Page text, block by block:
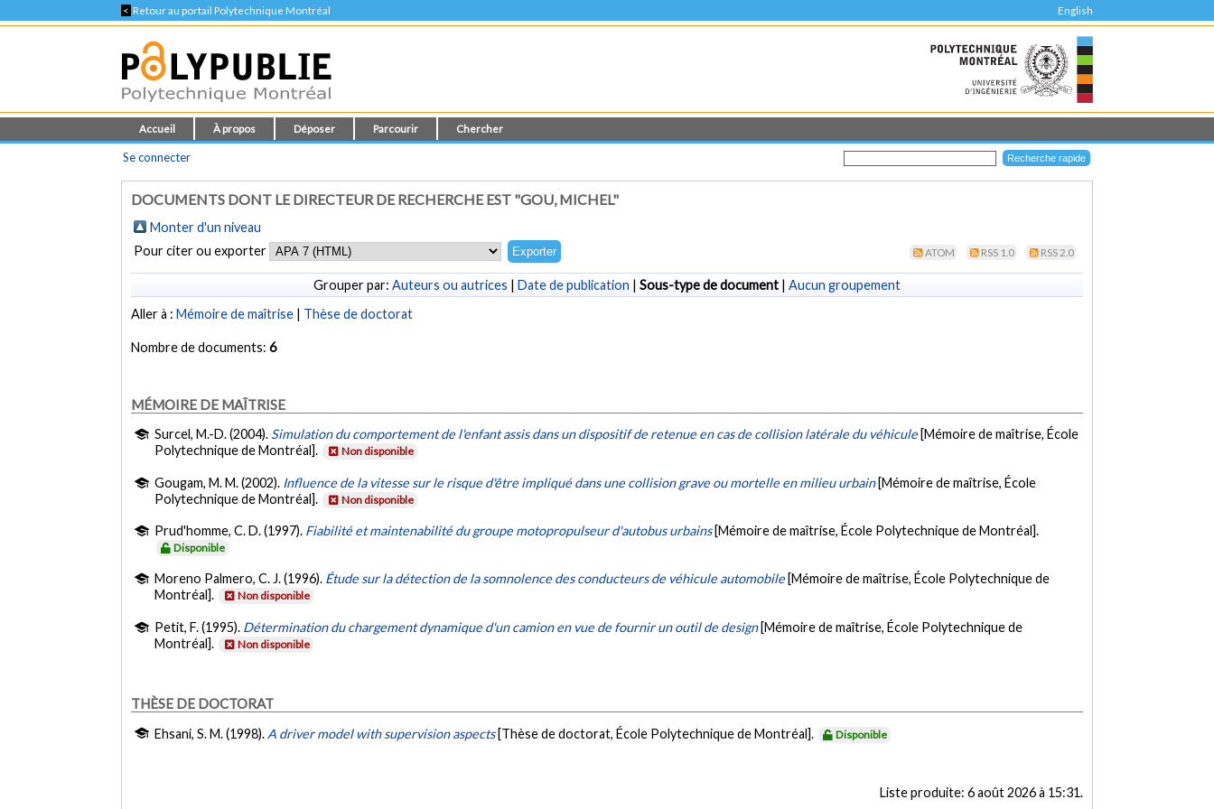
< Retour au portail Polytechnique Montréal English
Accueil À propos Déposer Parcourir Chercher
Se connecter
DOCUMENTS DONT LE DIRECTEUR DE RECHERCHE EST "GOU, MICHEL"
Monter d'un niveau
Pour citer ou exporter
ATOM RSS 1.0 RSS 2.0
Grouper par: Auteurs ou autrices | Date de publication | Sous-type de document | Aucun groupement
Aller à :Mémoire de maîtrise | Thèse de doctorat
Nombre de documents:6
MÉMOIRE DE MAÎTRISE
Surcel, M.-D. (2004). Simulation du comportement de l'enfant assis dans un dispositif de retenue en cas de collision latérale du véhicule [Mémoire de maîtrise, École
Polytechnique de Montréal].
Non disponible
Gougam, M. M. (2002). Influence de la vitesse sur le risque d'être impliqué dans une collision grave ou mortelle en milieu urbain [Mémoire de maîtrise, École
Polytechnique de Montréal].
Non disponible
Prud'homme, C. D. (1997). Fiabilité et maintenabilité du groupe motopropulseur d'autobus urbains [Mémoire de maîtrise, École Polytechnique de Montréal].
Disponible
Moreno Palmero, C. J. (1996). Étude sur la détection de la somnolence des conducteurs de véhicule automobile [Mémoire de maîtrise, École Polytechnique de
Montréal].
Non disponible
Petit, F. (1995). Détermination du chargement dynamique d'un camion en vue de fournir un outil de design [Mémoire de maîtrise, École Polytechnique de
Montréal].
Non disponible
THÈSE DE DOCTORAT
Ehsani, S. M. (1998).A driver model with supervision aspects [Thèse de doctorat, École Polytechnique de Montréal]. Disponible
Liste produite: 6 août 2026 à 15:31.